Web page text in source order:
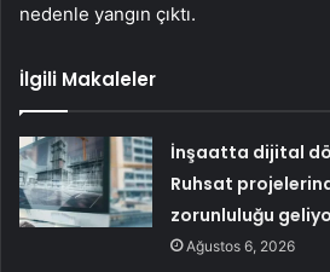
nedenle yangın çıktı.
İlgili Makaleler
İnşaatta dijital
Ruhsat
zorunluluğu
Ağustos 6, 2026